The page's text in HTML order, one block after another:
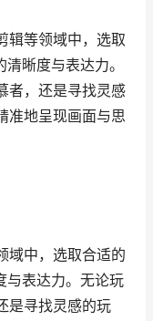
辑等领域中，选取
晰度与表达力。
者，还是寻找灵感
准地呈现画面与思
域中，选取合适的
与表达力。无论玩
是寻找灵感的玩